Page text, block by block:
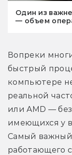
Один из
— объем
Вопреки
быстрый
компьютере
реальной
или AMD —
имеющихся у
Самый важный
работающего